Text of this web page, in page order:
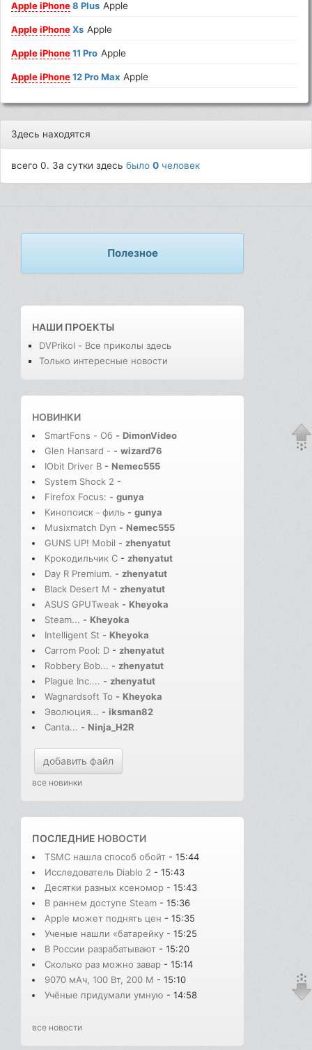
Apple iPhone8 Plus Apple
Apple iPhoneXs Apple
Apple iPhone11 Pro Apple
Apple iPhone12 Pro Max Apple
Здесь находятся
всего 0. За сутки здесьбыло0 человек
Полезное
НАШИ ПРОЕКТЫ
DVPrikol - Все приколы здесь
Только интересные новости
НОВИНКИ
SmartFons - Об - DimonVideo
Glen Hansard - - wizard76
IObit Driver B - Nemec555
System Shock 2 -
Firefox Focus: - gunya
Кинопоиск－филь - gunya
Musixmatch Dyn - Nemec555
GUNS UP! Mobil - zhenyatut
Крокодильчик С - zhenyatut
Day R Premium. - zhenyatut
Black Desert M - zhenyatut
ASUS GPUTweak - Kheyoka
Steam... - Kheyoka
Intelligent St - Kheyoka
Carrom Pool: D - zhenyatut
Robbery Bob... - zhenyatut
Plague Inc.... - zhenyatut
Wagnardsoft To - Kheyoka
Эволюция... - iksman82
Canta... - Ninja_H2R
добавить файл
все новинки
ПОСЛЕДНИЕ НОВОСТИ
TSMC нашла способ обойт - 15:44
Исследователь Diablo 2 - 15:43
Десятки разных ксеномор - 15:43
В раннем доступе Steam - 15:36
Apple может поднять цен - 15:35
Ученые нашли «батарейку - 15:25
В России разрабатывают - 15:20
Сколько раз можно завар - 15:14
9070 мАч, 100 Вт, 200 М - 15:10
Учёные придумали умную - 14:58
все новости